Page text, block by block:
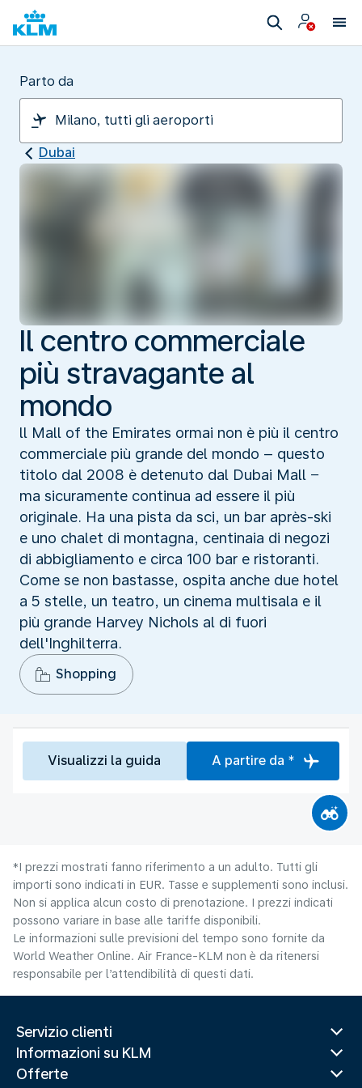
Parto da
Dubai
Il centro commerciale
più stravagante al
mondo
ll Mall of the Emirates ormai non è più il centro
commerciale più grande del mondo – questo
titolo dal 2008 è detenuto dal Dubai Mall −
ma sicuramente continua ad essere il più
originale. Ha una pista da sci, un bar après-ski
e uno chalet di montagna, centinaia di negozi
di abbigliamento e circa 100 bar e ristoranti.
Come se non bastasse, ospita anche due hotel
a 5 stelle, un teatro, un cinema multisala e il
più grande Harvey Nichols al di fuori
dell'Inghilterra.
Shopping
Visualizzi la guida A partire da *
*I prezzi mostrati fanno riferimento a un adulto. Tutti gli
importi sono indicati in EUR. Tasse e supplementi sono inclusi.
Non si applica alcun costo di prenotazione. I prezzi indicati
possono variare in base alle tariffe disponibili.
Le informazioni sulle previsioni del tempo sono fornite da
World Weather Online. Air France-KLM non è da ritenersi
responsabile per l’attendibilità di questi dati.
Servizio clienti
Informazioni su KLM
Offerte